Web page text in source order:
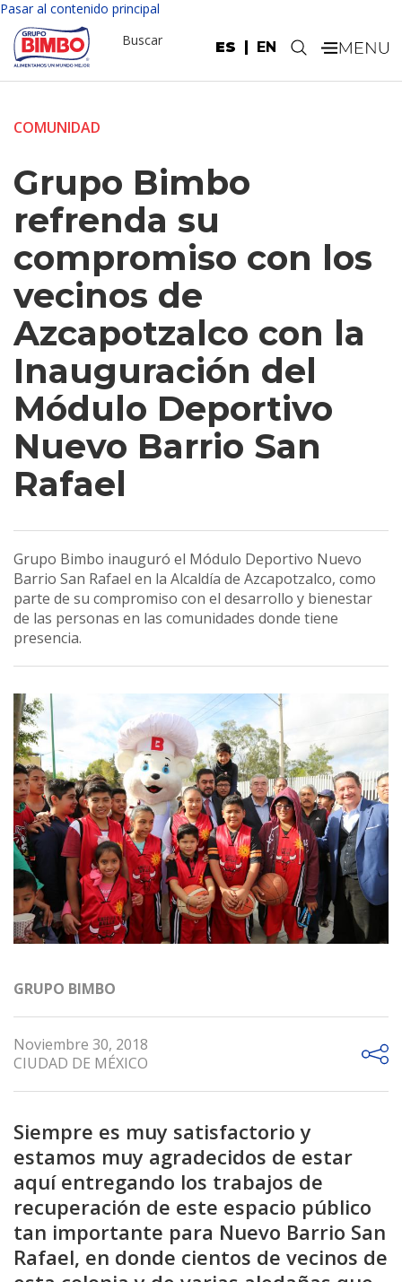
Pasar al contenido principal
ES EN
Buscar .
COMUNIDAD
Grupo Bimbo
refrenda su
compromiso con los
vecinos de
Azcapotzalco con la
Inauguración del
Módulo Deportivo
Nuevo Barrio San
Rafael
Grupo Bimbo inauguró el Módulo Deportivo Nuevo
Barrio San Rafael en la Alcaldía de Azcapotzalco, como
parte de su compromiso con el desarrollo y bienestar
de las personas en las comunidades donde tiene
presencia.
GRUPO BIMBO
Noviembre 30, 2018
CIUDAD DE MÉXICO
Siempre es muy satisfactorio y
estamos muy agradecidos de estar
aquí entregando los trabajos de
recuperación de este espacio público
tan importante para Nuevo Barrio San
Rafael, en donde cientos de vecinos de